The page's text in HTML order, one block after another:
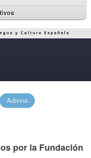
Adivina
por la Fundación